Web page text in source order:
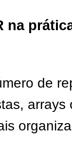
na
de
arrays